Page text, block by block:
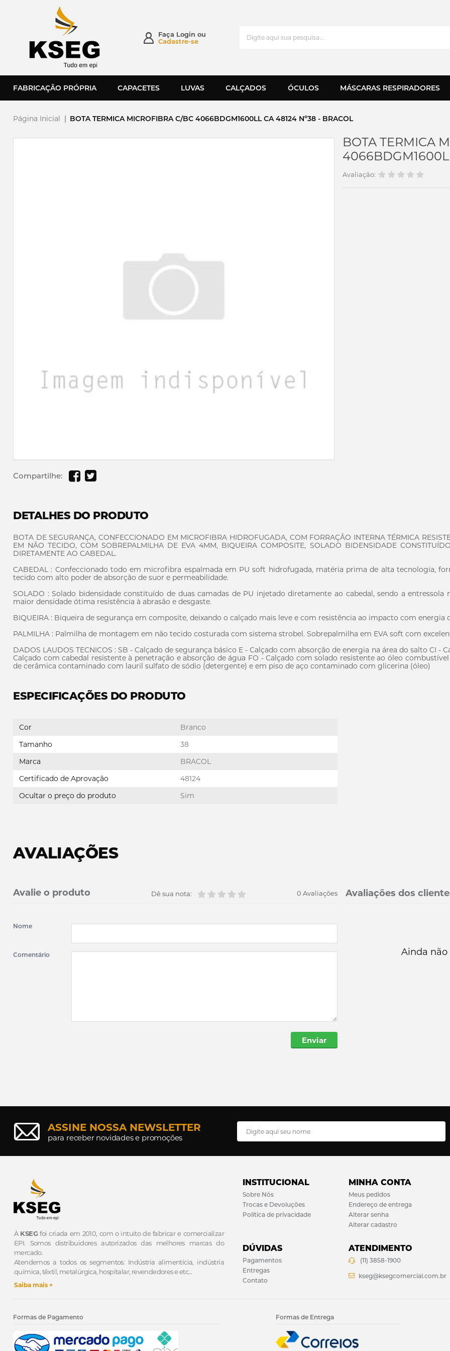
Faça Login ou
Cadastre-se
FABRICAÇÃO PRÓPRIA CAPACETES LUVAS CALÇADOS ÓCULOS MÁSCARAS RESPIRADORES
Página Inicial | BOTA TERMICA MICROFIBRA C/BC 4066BDGM1600LL CA 48124 Nº38 - BRACOL
Compartilhe:
BOTA TERMICA
Avaliação:
DETALHES DO PRODUTO
BOTA DE SEGURANÇA, CONFECCIONADO EM MICROFIBRA HIDROFUGADA, COM FORRAÇÃO INTERNA TÉRMICA
EM NÃO TECIDO, COM SOBREPALMILHA DE EVA 4MM, BIQUEIRA COMPOSITE, SOLADO BIDENSIDADE
DIRETAMENTE AO CABEDAL.
CABEDAL : Confeccionado todo em microfibra espalmada em PU soft hidrofugada, matéria prima de alta tecnologia,
tecido com alto poder de absorção de suor e permeabilidade.
SOLADO : Solado bidensidade constituído de duas camadas de PU injetado diretamente ao cabedal, sendo a
maior densidade ótima resistência à abrasão e desgaste.
BIQUEIRA : Biqueira de segurança em composite, deixando o calçado mais leve e com resistência ao impacto com energia
PALMILHA : Palmilha de montagem em não tecido costurada com sistema strobel. Sobrepalmilha em EVA soft com
DADOS LAUDOS TECNICOS : SB - Calçado de segurança básico E - Calçado com absorção de energia na área do salto CI
Calçado com cabedal resistente à penetração e absorção de água FO - Calçado com solado resistente ao óleo
de cerâmica contaminado com lauril sulfato de sódio (detergente) e em piso de aço contaminado com glicerina (óleo)
ESPECIFICAÇÕES DO PRODUTO
Cor
Branco
Tamanho
38
Marca
BRACOL
Certificado de Aprovação
48124
Ocultar o preço do produto
Sim
AVALIAÇÕES
Avalie o produto 0 Avaliações
Dê sua nota:
Nome
Comentário
Enviar
Avaliações dos
Ainda
ASSINE NOSSA NEWSLETTER
para receber novidades e promoções
À KSEG foi criada em 2010, com o intuito de fabricar e comercializar
EPI. Somos distribuidores autorizados das melhores marcas do
mercado.
Atendemos a todos os segmentos: Indústria alimentícia, indústria
química, têxtil, metalúrgica, hospitalar, revendedores e etc...
Saiba mais +
INSTITUCIONAL
Sobre Nós
Trocas e Devoluções
Política de privacidade
MINHA CONTA
Meus pedidos
Endereço de entrega
Alterar senha
Alterar cadastro
DÚVIDAS
Pagamentos
Entregas
Contato
ATENDIMENTO
(11) 3858-1900
kseg@ksegcomercial.com.br
Formas de Pagamento Formas de Entrega